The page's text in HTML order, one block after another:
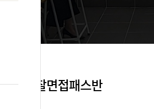
비] 경찰면접패스반